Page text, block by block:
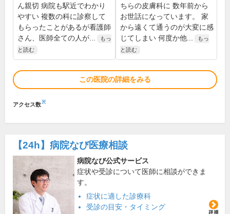
ん親切 病院も駅近でわかり
やすい 複数の科に診察して
もらったことがあるが看護師
さん、医師全ての人が...
もっ
と読む
ちらの皮膚科に 数年前から
お世話になっています。 家
から遠くて通うのが大変に感
じてしまい 何度か他...
もっ
と読む
この医院の詳細をみる
アクセス数※
【24h】 病院なび医療相談
病院なび公式サービス
症状や受診について医師に相談ができま
す。
症状に適した診療科
受診の目安・タイミング